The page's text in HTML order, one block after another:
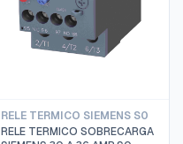
RELE TERMICO SIEMENS S0
RELE TERMICO SOBRECARGA